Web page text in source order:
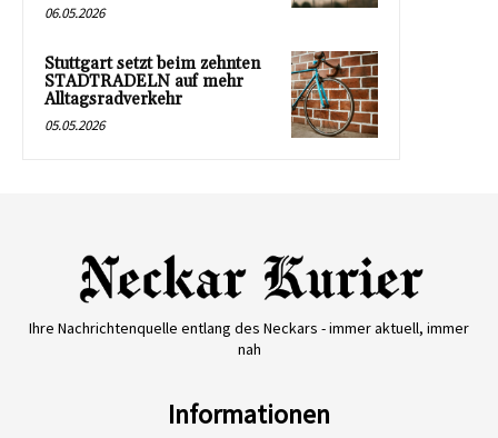
06.05.2026
Stuttgart setzt beim zehnten
STADTRADELN auf mehr
Alltagsradverkehr
05.05.2026
Ihre Nachrichtenquelle entlang des Neckars - immer aktuell, immer
nah
Informationen